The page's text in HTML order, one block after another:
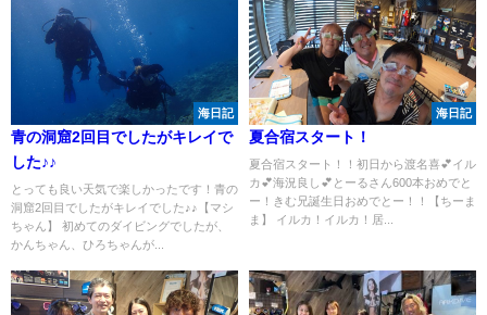
海日記
青の洞窟2回目でしたがキレイで
した♪♪
とっても良い天気で楽しかったです！青の
洞窟2回目でしたがキレイでした♪♪【マシ
ちゃん】 初めてのダイビングでしたが、
かんちゃん、ひろちゃんが...
海日記
夏合宿スタート！
夏合宿スタート！！初日から渡名喜💕イル
カ💕海況良し💕とーるさん600本おめでと
ー！きむ兄誕生日おめでとー！！【ちーま
ま】 イルカ！イルカ！居...